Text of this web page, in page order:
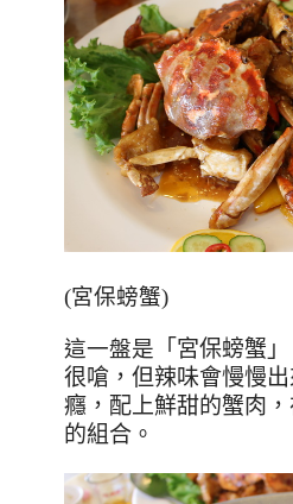
(宮保螃蟹)
這一盤是 「宮保螃蟹
很嗆，但辣味會慢慢
癮，配上鮮甜的蟹肉
的組合。